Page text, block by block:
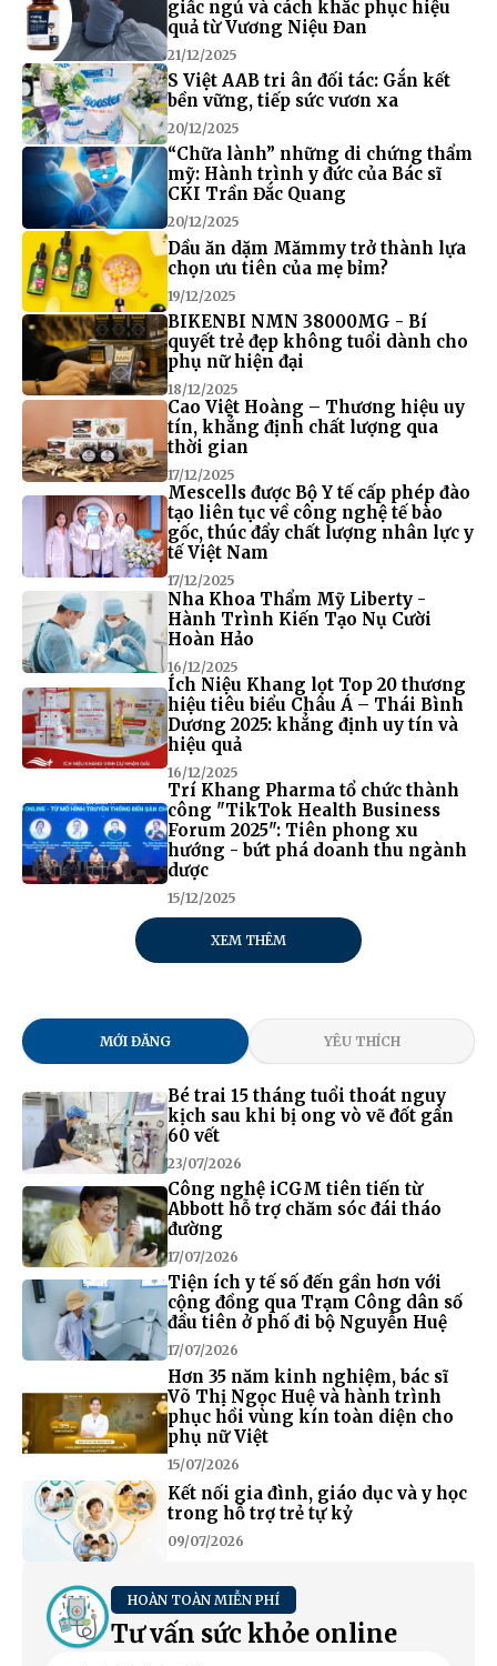
giấc ngủ và cách khắc phục hiệu
quả từ Vương Niệu Đan
21/12/2025
S Việt AAB tri ân đối tác: Gắn kết
bền vững, tiếp sức vươn xa
20/12/2025
“Chữa lành” những di chứng thẩm
mỹ: Hành trình y đức của Bác sĩ
CKI Trần Đắc Quang
20/12/2025
Dầu ăn dặm Mămmy trở thành lựa
chọn ưu tiên của mẹ bỉm?
19/12/2025
BIKENBI NMN 38000MG - Bí
quyết trẻ đẹp không tuổi dành cho
phụ nữ hiện đại
18/12/2025
Cao Việt Hoàng – Thương hiệu uy
tín, khẳng định chất lượng qua
thời gian
17/12/2025
Mescells được Bộ Y tế cấp phép đào
tạo liên tục về công nghệ tế bào
gốc, thúc đẩy chất lượng nhân lực y
tế Việt Nam
17/12/2025
Nha Khoa Thẩm Mỹ Liberty -
Hành Trình Kiến Tạo Nụ Cười
Hoàn Hảo
16/12/2025
Ích Niệu Khang lọt Top 20 thương
hiệu tiêu biểu Châu Á – Thái Bình
Dương 2025: khẳng định uy tín và
hiệu quả
16/12/2025
Trí Khang Pharma tổ chức thành
công "TikTok Health Business
Forum 2025": Tiên phong xu
hướng - bứt phá doanh thu ngành
dược
15/12/2025
XEM THÊM
MỚI ĐĂNG YÊU THÍCH
Bé trai 15 tháng tuổi thoát nguy
kịch sau khi bị ong vò vẽ đốt gần
60 vết
23/07/2026
Công nghệ iCGM tiên tiến từ
Abbott hỗ trợ chăm sóc đái tháo
đường
17/07/2026
Tiện ích y tế số đến gần hơn với
cộng đồng qua Trạm Công dân số
đầu tiên ở phố đi bộ Nguyễn Huệ
17/07/2026
Hơn 35 năm kinh nghiệm, bác sĩ
Võ Thị Ngọc Huệ và hành trình
phục hồi vùng kín toàn diện cho
phụ nữ Việt
15/07/2026
Kết nối gia đình, giáo dục và y học
trong hỗ trợ trẻ tự kỷ
09/07/2026
HOÀN TOÀN MIỄN PHÍ
Tư vấn sức khỏe online